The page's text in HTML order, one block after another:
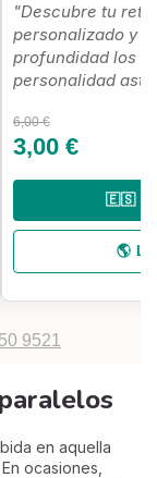
"Descubre tu
personalizado y
profundidad los
personalidad
6,00 €
3,00 €
🇪🇸
🌎
9521
en aquella
ocasiones,